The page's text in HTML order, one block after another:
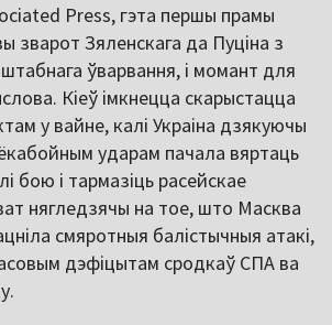
Press, гэта першы прамы
зварот Зяленскага да Пуціна з
ўварвання, і момант для
Кіеў імкнецца скарыстацца
у вайне, калі Украіна дзякуючы
ударам пачала вяртаць
бою і тармазіць расейскае
нягледзячы на тое, што Масква
смяротныя балістычныя атакі,
дэфіцытам сродкаў СПА ва